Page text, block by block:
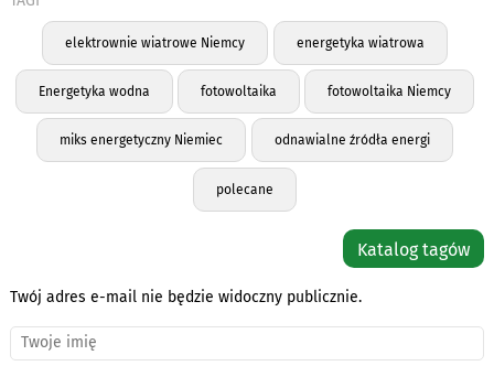
elektrownie wiatrowe Niemcy energetyka wiatrowa
Energetyka wodna fotowoltaika fotowoltaika Niemcy
miks energetyczny Niemiec odnawialne źródła energi
polecane
Katalog tagów
Twój adres e-mail nie będzie widoczny publicznie.